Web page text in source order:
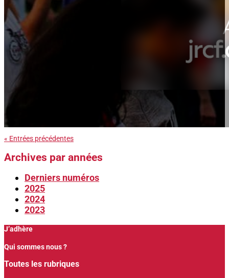
« Entrées précédentes
Archives par années
Derniers numéros
2025
2024
2023
J’adhère
Qui sommes nous ?
Toutes les rubriques